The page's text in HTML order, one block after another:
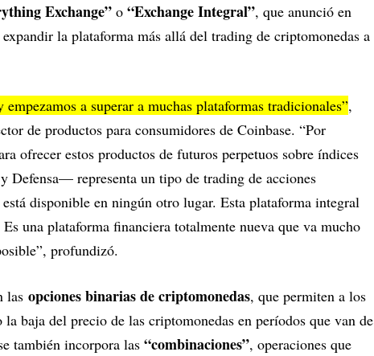
Exchange” o “Exchange Integral”, que anunció en
la plataforma más allá del trading de criptomonedas a
a superar a muchas plataformas tradicionales”,
de productos para consumidores de Coinbase. “Por
ofrecer estos productos de futuros perpetuos sobre índices
representa un tipo de trading de acciones
disponible en ningún otro lugar. Esta plataforma integral
una plataforma financiera totalmente nueva que va mucho
profundizó.
las opciones binarias de criptomonedas, que permiten a los
la baja del precio de las criptomonedas en períodos que van de
también incorpora las “combinaciones”, operaciones que